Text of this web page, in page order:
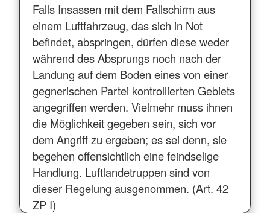
Falls Insassen mit dem Fallschirm aus
einem Luftfahrzeug, das sich in Not
befindet, abspringen, dürfen diese weder
während des Absprungs noch nach der
Landung auf dem Boden eines von einer
gegnerischen Partei kontrollierten Gebiets
angegriffen werden. Vielmehr muss ihnen
die Möglichkeit gegeben sein, sich vor
dem Angriff zu ergeben; es sei denn, sie
begehen offensichtlich eine feindselige
Handlung. Luftlandetruppen sind von
dieser Regelung ausgenommen. (Art. 42
ZP I)